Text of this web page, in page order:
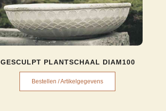
GESCULPT PLANTSCHAAL DIAM100
Bestellen / Artikelgegevens